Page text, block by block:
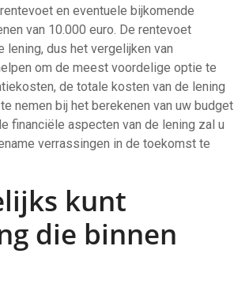
en eventuele bijkomende
van 10.000 euro. De rentevoet
dus het vergelijken van
om de meest voordelige optie te
de totale kosten van de lening
nemen bij het berekenen van uw budget
financiële aspecten van de lening zal u
verrassingen in de toekomst te
kunt
die binnen